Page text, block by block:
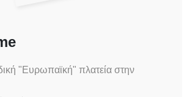
"Ευρωπαϊκή" πλατεία στην